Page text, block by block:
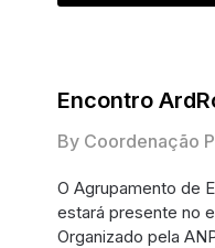
Encontro
By Coordenação
O Agrupamento de
estará presente no
Organizado pela